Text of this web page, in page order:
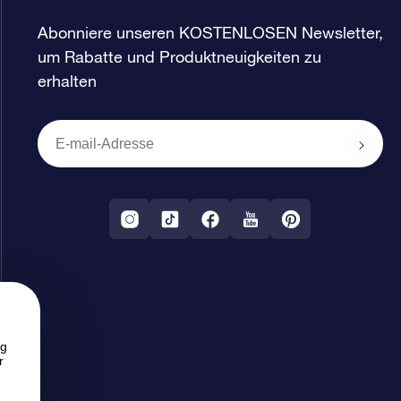
Abonniere unseren KOSTENLOSEN Newsletter,
um Rabatte und Produktneuigkeiten zu
erhalten